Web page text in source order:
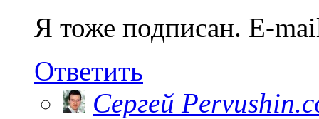
Я тоже подписан. E-
Ответить
Сергей